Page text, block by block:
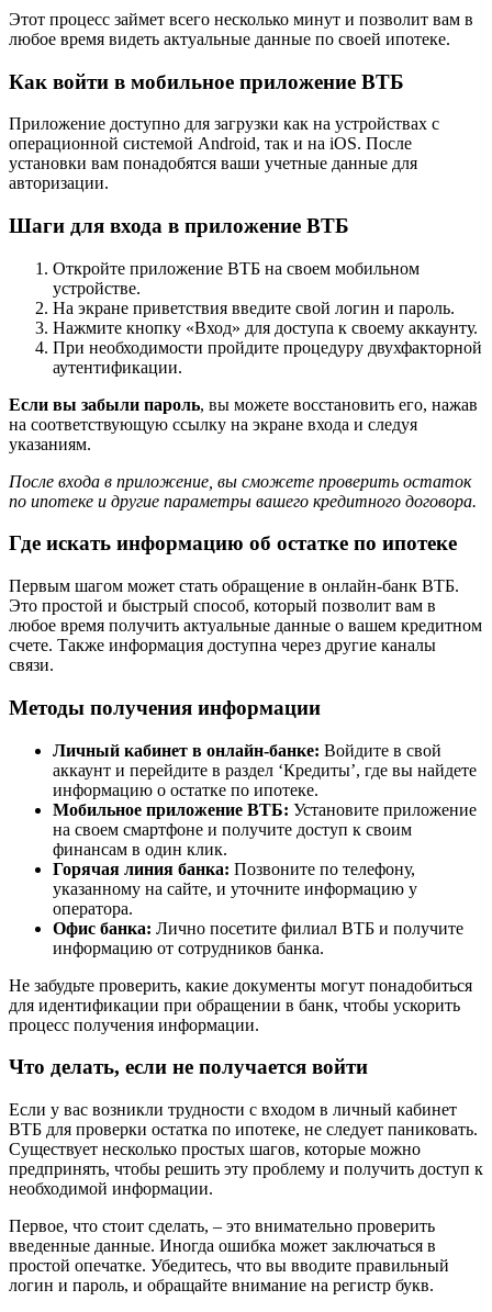
Этот процесс займет всего несколько минут и позволит вам в
любое время видеть актуальные данные по своей ипотеке.
Как войти в мобильное приложение ВТБ
Приложение доступно для загрузки как на устройствах с
операционной системой Android, так и на iOS. После
установки вам понадобятся ваши учетные данные для
авторизации.
Шаги для входа в приложение ВТБ
Откройте приложение ВТБ на своем мобильном
устройстве.
На экране приветствия введите свой логин и пароль.
Нажмите кнопку «Вход» для доступа к своему аккаунту.
При необходимости пройдите процедуру двухфакторной
аутентификации.
Если вы забыли пароль, вы можете восстановить его, нажав
на соответствующую ссылку на экране входа и следуя
указаниям.
После входа в приложение, вы сможете проверить остаток
по ипотеке и другие параметры вашего кредитного договора.
Где искать информацию об остатке по ипотеке
Первым шагом может стать обращение в онлайн-банк ВТБ.
Это простой и быстрый способ, который позволит вам в
любое время получить актуальные данные о вашем кредитном
счете. Также информация доступна через другие каналы
связи.
Методы получения информации
Личный кабинет в онлайн-банке: Войдите в свой
аккаунт и перейдите в раздел ‘Кредиты’, где вы найдете
информацию о остатке по ипотеке.
Мобильное приложение ВТБ: Установите приложение
на своем смартфоне и получите доступ к своим
финансам в один клик.
Горячая линия банка: Позвоните по телефону,
указанному на сайте, и уточните информацию у
оператора.
Офис банка: Лично посетите филиал ВТБ и получите
информацию от сотрудников банка.
Не забудьте проверить, какие документы могут понадобиться
для идентификации при обращении в банк, чтобы ускорить
процесс получения информации.
Что делать, если не получается войти
Если у вас возникли трудности с входом в личный кабинет
ВТБ для проверки остатка по ипотеке, не следует паниковать.
Существует несколько простых шагов, которые можно
предпринять, чтобы решить эту проблему и получить доступ к
необходимой информации.
Первое, что стоит сделать, – это внимательно проверить
введенные данные. Иногда ошибка может заключаться в
простой опечатке. Убедитесь, что вы вводите правильный
логин и пароль, и обращайте внимание на регистр букв.